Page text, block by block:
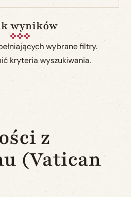
wyników
wybrane filtry.
kryteria wyszukiwania.
z
(Vatican